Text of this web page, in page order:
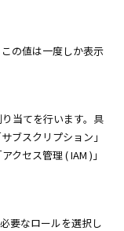
の値は一度しか表示
当てを行います。具
ブスクリプション」
クセス管理 ( IAM )」
要なロールを選択し